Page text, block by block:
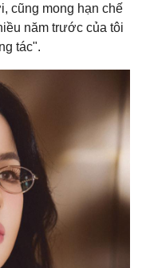
cũng mong hạn chế
năm trước của tôi
tác".